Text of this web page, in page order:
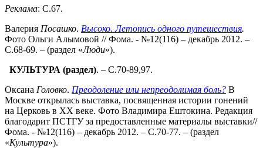
Реклама: С.67.
Валерия Посашко. Высоко. Летопись одного путешествия.
Фото Ольги Алымовой // Фома. - №12(116) – декабрь 2012. –
С.68-69. – (раздел «Люди»).
КУЛЬТУРА (раздел). – С.70-89,97.
Оксана Головко. Преодоление или непреодолимая боль? В
Москве открылась выставка, посвященная истории гонений
на Церковь в ХХ веке. Фото Владимира Ештокина. Редакция
благодарит ПСТГУ за предоставленные материалы выставки//
Фома. - №12(116) – декабрь 2012. – С.70-77. – (раздел
«Культура»).